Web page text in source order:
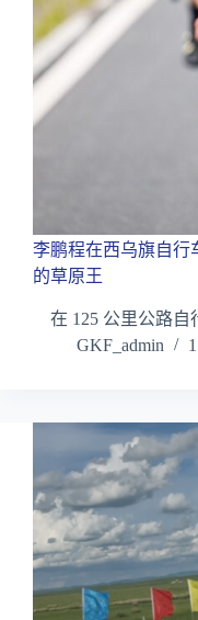
李鹏程在西乌旗自行
的草原王
在 125 公里公路自
GKF_admin